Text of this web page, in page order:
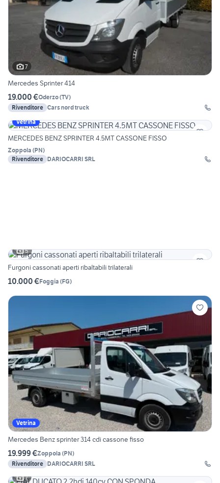
7
Mercedes Sprinter 414
19.000 €Oderzo(TV)
Rivenditore Cars nord truck
Vetrina
MERCEDES BENZ SPRINTER 4.5MT CASSONE FISSO
Zoppola (PN)
Rivenditore DARIOCARRI SRL
5
Furgoni cassonati aperti ribaltabili trilaterali
10.000 €Foggia (FG)
Vetrina
Mercedes Benz sprinter 314 cdi cassone fisso
19.999 €Zoppola (PN)
Rivenditore DARIOCARRI SRL
7